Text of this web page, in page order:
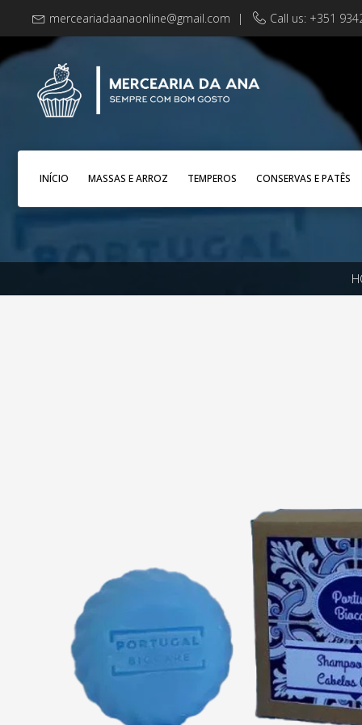
merceariadaanaonline@gmail.com | Call us: +351
INÍCIO MASSAS E ARROZ TEMPEROS CONSERVAS E PATÊS